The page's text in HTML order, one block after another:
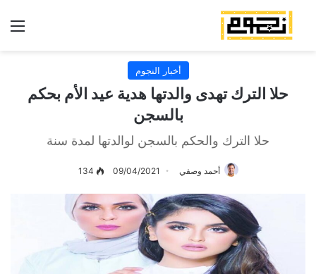
أخبار النجوم
حلا الترك تهدى والدتها هدية عيد الأم بحكم
بالسجن
حلا الترك والحكم بالسجن لوالدتها لمدة سنة
أحمد وصفي 09/04/2021
134